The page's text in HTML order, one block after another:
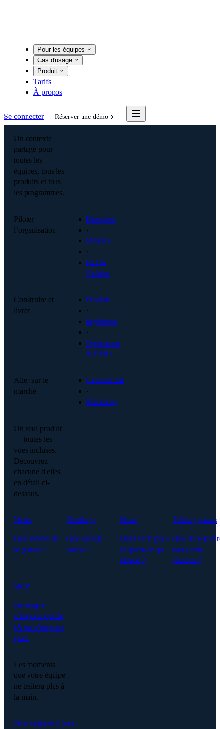
Pour les équipes
Cas d'usage
Produit
Tarifs
À propos
Se connecter Réserver une démo
Un contexte
partagé pour
toutes les
équipes, tous les
produits et tous
les programmes.
Piloter
l’organisation
Direction
·
Finance
·
RH &
Culture
Construire et
livrer
Produit
·
Ingénierie
·
Opérations
& PMO
Aller sur le
marché
Commercial
·
Marketing
Un seul produit
— toutes les
vues incluses.
Découvrez
chacune d'elles
en détail ci-
dessous.
Notes
Que vient-il de
se passer ?
Briefings
Que dois-je
savoir ?
Plans
Quel est le plan,
et qu'est-ce qui
dérape ?
Talking points
Que dois-je
dans cette
réunion ?
MCP
Interrogez
n'importe quelle
IA sur n'importe
quoi.
Les moments
que votre équipe
ne traitera plus à
la main.
Plan toujours à jour